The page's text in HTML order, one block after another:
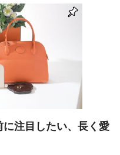
注目したい、長く愛